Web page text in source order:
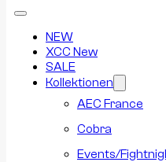
NEW
XCC New
SALE
Kollektionen
AEC France
Cobra
Events/